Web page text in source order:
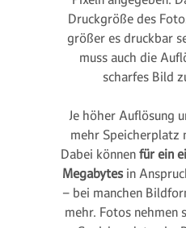
Druckgröße des
größer es druckbar
muss auch die
scharfes Bild
Je höher Auflösung
mehr Speicherplatz
Dabei können für ein
Megabytesin
– bei manchen
mehr. Fotos nehmen